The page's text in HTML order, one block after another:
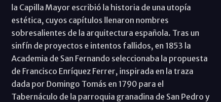
la Capilla Mayor escribió la historia de una utopía
estética, cuyos capítulos llenaron nombres
sobresalientes de la arquitectura española. Tras un
sinfín de proyectos e intentos fallidos, en 1853 la
Academia de San Fernando seleccionaba la propuesta
de Francisco Enríquez Ferrer, inspirada en la traza
dada por Domingo Tomás en 1790 para el
Tabernáculo de la parroquia granadina de San Pedro y